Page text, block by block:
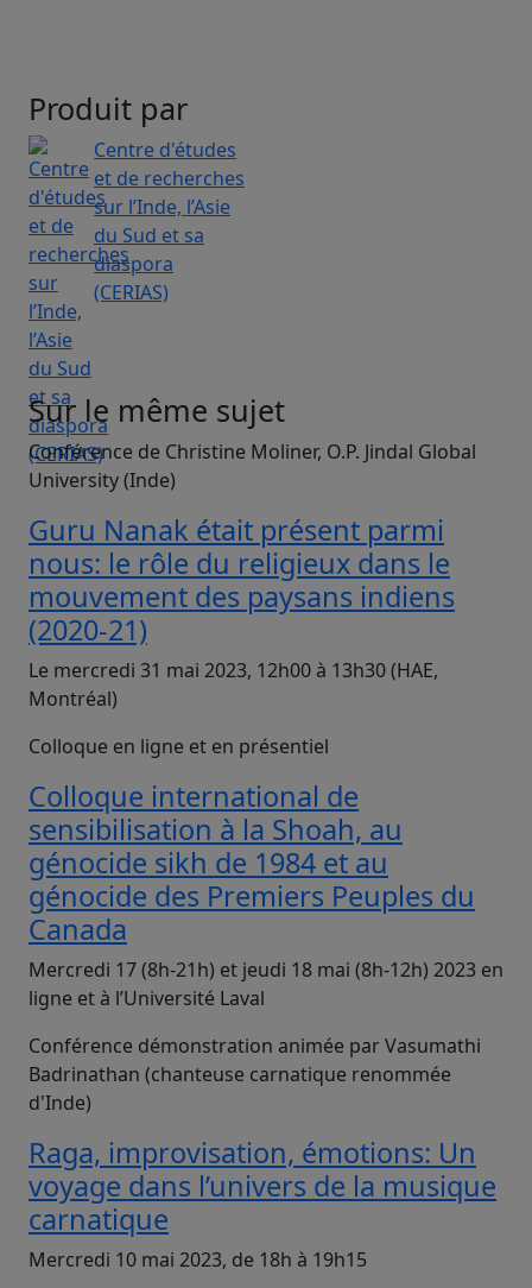
Produit par
Centre d'études
et de recherches
sur l’Inde, l’Asie
du Sud et sa
diaspora
(CERIAS)
Sur le même sujet
Conférence de Christine Moliner, O.P. Jindal Global
University (Inde)
Guru Nanak était présent parmi
nous: le rôle du religieux dans le
mouvement des paysans indiens
(2020-21)
Le mercredi 31 mai 2023, 12h00 à 13h30 (HAE,
Montréal)
Colloque en ligne et en présentiel
Colloque international de
sensibilisation à la Shoah, au
génocide sikh de 1984 et au
génocide des Premiers Peuples du
Canada
Mercredi 17 (8h-21h) et jeudi 18 mai (8h-12h) 2023 en
ligne et à l’Université Laval
Conférence démonstration animée par Vasumathi
Badrinathan (chanteuse carnatique renommée
d'Inde)
Raga, improvisation, émotions: Un
voyage dans l’univers de la musique
carnatique
Mercredi 10 mai 2023, de 18h à 19h15